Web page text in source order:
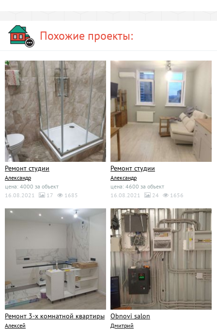
Похожие проекты:
Ремонт студии
Александр
цена: 4000 за объект
16.08.2021
17 1685
Ремонт студии
Александр
цена: 4600 за объект
16.08.2021
24 1656
Ремонт 3-х комнатной квартиры
Алексей
Obnovi salon
Дмитрий